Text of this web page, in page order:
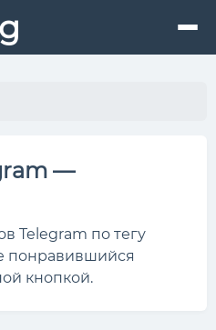
—
Telegram по тегу
понравившийся
кнопкой.